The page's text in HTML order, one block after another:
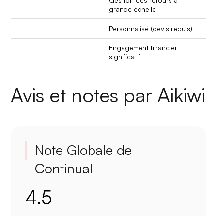
grande échelle
Personnalisé (devis requis)
Engagement financier
significatif
Avis et notes par Aikiwi
Note Globale de
Continual
4.5